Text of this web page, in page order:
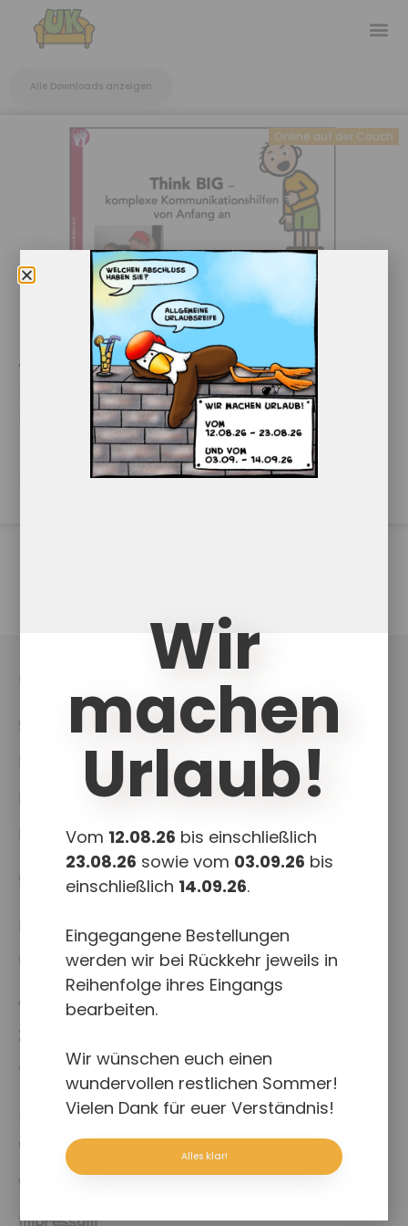
Alle Downloads anzeigen
Online auf der Couch
Think big – kompexe
Kommunikationshilfen von Anfang an mit
Romana Malzer
PDF Download
Shop
Downloads
Shop
Warenkorb
Allgemeine Geschäftsbedingungen
Zahlungsweisen
Versand & Lieferung
Rechtliches
Widerruf für digitale Inhalte
Widerruf
Impressum
Wir
machen
Urlaub!
Vom 12.08.26 bis einschließlich
23.08.26 sowie vom 03.09.26 bis
einschließlich 14.09.26.
Eingegangene Bestellungen
werden wir bei Rückkehr jeweils in
Reihenfolge ihres Eingangs
bearbeiten.
Wir wünschen euch einen
wundervollen restlichen Sommer!
Vielen Dank für euer Verständnis!
Alles klar!